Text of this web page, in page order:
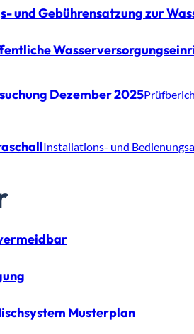
und Gebührensatzung zur
Dezember 2025
Installations- und
Musterplan